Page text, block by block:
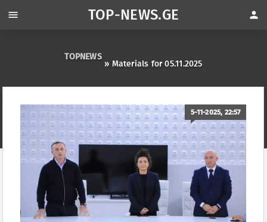
TOPNEWS
» Materials for 05.11.2025
5-11-2025, 22:57
menu TOP-NEWS.GE person